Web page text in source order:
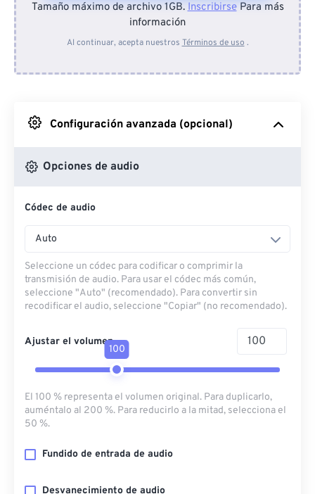
Desde el dispositivo
Desde Google Drive
Desde OneDrive
Desde URL
Tamaño máximo de archivo 1GB.InscribirsePara más
información
Al continuar, acepta nuestros Términos de uso .
Configuración avanzada (opcional)
Opciones de audio
Códec de audio
Auto
Seleccione un códec para codificar o comprimir la
transmisión de audio. Para usar el códec más común,
seleccione "Auto" (recomendado). Para convertir sin
recodificar el audio, seleccione "Copiar" (no recomendado).
Ajustar el volumen
100
El 100 % representa el volumen original. Para duplicarlo,
auméntalo al 200 %. Para reducirlo a la mitad, selecciona el
50 %.
Fundido de entrada de audio
Desvanecimiento de audio